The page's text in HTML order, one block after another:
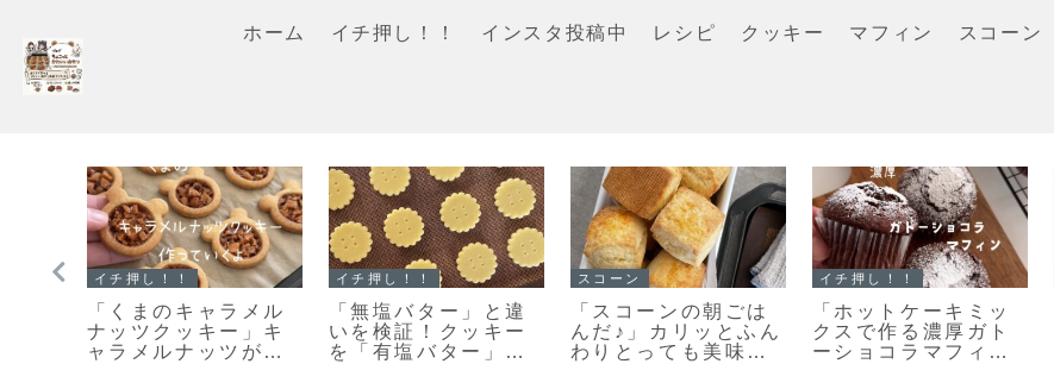
ホーム イチ押し！！ インスタ投稿中 レシピ クッキー マフィン スコーン
イチ押し！！
【レシピ】お手軽ス
コーン改良版♡さら
に美味しくなりまし
イチ押し！！
「メロンパンクッキ
ー」ちっちゃくてか
わいい♡まるでメロ
クッキー
「おやつ何がい
い？」あっという間
になくなります♡栗
スコーン
「基本のスコーン」
生クリームを使った
さっくりふわっとな